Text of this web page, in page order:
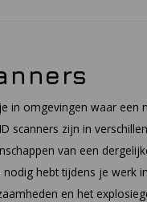
in omgevingen waar
scanners zijn in
van een
hebt tijdens je werk
en het